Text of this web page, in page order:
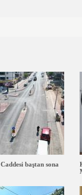
baştan sona